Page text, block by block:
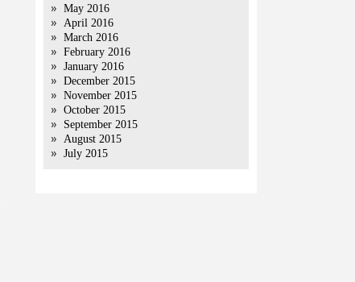
May 2016
April 2016
March 2016
February 2016
January 2016
December 2015
November 2015
October 2015
September 2015
August 2015
July 2015